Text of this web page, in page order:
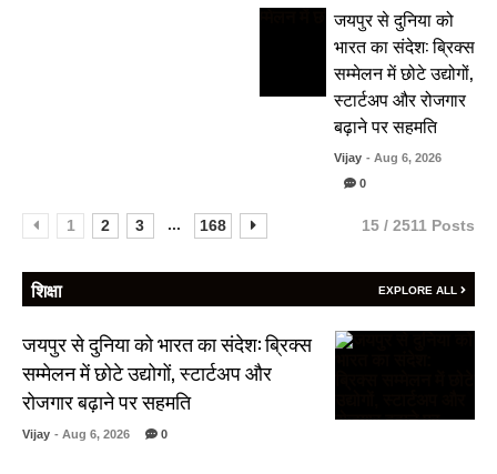
जयपुर से दुनिया को
भारत का संदेश: ब्रिक्स
सम्मेलन में छोटे उद्योगों,
स्टार्टअप और रोजगार
बढ़ाने पर सहमति
Vijay - Aug 6, 2026
0
1 2 3 ... 168 15 / 2511 Posts
शिक्षा EXPLORE ALL
जयपुर से दुनिया को भारत का संदेश: ब्रिक्स
सम्मेलन में छोटे उद्योगों, स्टार्टअप और
रोजगार बढ़ाने पर सहमति
Vijay - Aug 6, 2026 0